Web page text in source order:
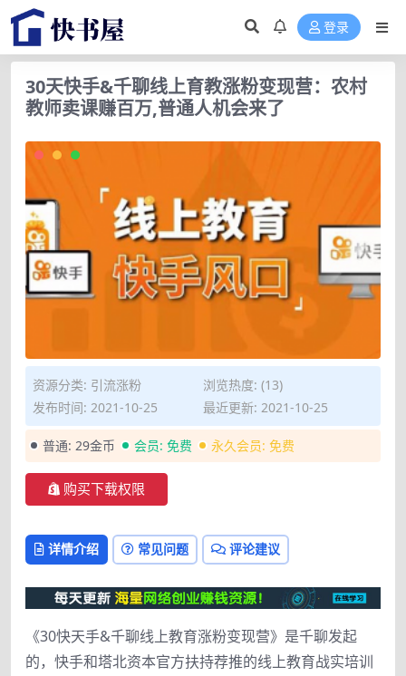
登录
30天快手&千聊线上育教涨粉变现营：农村
教师卖课赚百万,普通人机会来了
资源分类: 引流涨粉
浏览热度: (13)
发布时间: 2021-10-25
最近更新: 2021-10-25
普通: 29金币 会员: 免费 永久会员: 免费
购买下载权限
详情介绍 常见问题 评论建议
《30快天手&千聊线上教育涨粉变现营》是千聊发起
的，快手和塔北资本官方扶持荐推的线上教育战实培训